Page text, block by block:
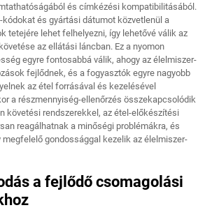
és címkézési kompatibilitásából.
kódokat és gyártási dátumot közvetlenül a
tetejére lehet felhelyezni, így lehetővé válik az
az ellátási láncban. Ez a nyomon
egyre fontosabbá válik, ahogy az élelmiszer-
fejlődnek, és a fogyasztók egyre nagyobb
az étel forrásával és kezelésével
a részmennyiség-ellenőrzés összekapcsolódik
követési rendszerekkel, az étel-előkészítési
reagálhatnak a minőségi problémákra, és
megfelelő gondossággal kezelik az élelmiszer-
a fejlődő csomagolási